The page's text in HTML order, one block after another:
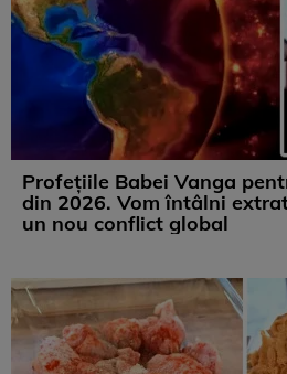
Profețiile Babei Vanga
din 2026. Vom întâlni
un nou conflict global